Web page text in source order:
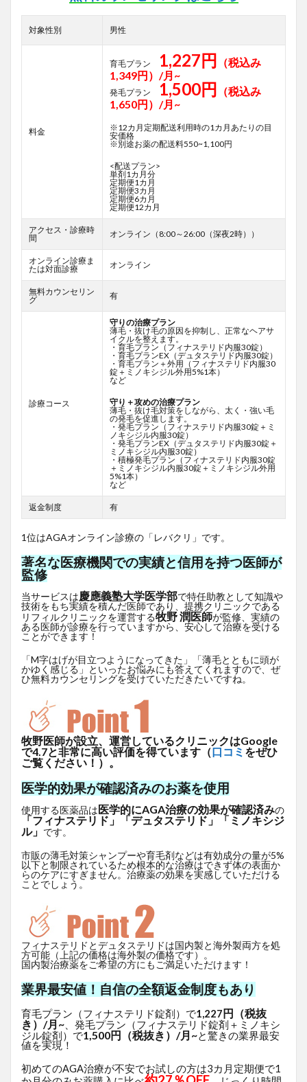
対象性別 男性
料金
育毛プラン 1,227円 （税込み
1,349円）/月~
発毛プラン 1,500円 （税込み
1,650円）/月~
※12カ月定期配送利用時の1カ月あたりの目
安価格
※別途お薬の配送料550~1,100円
<配送プラン>
単剤1カ月分
定期便1カ月
定期便3カ月
定期便6カ月
定期便12カ月
アクセス・診療時
間
オンライン（8:00～26:00（深夜2時））
オンライン診療ま
たは対面診療
オンライン
無料カウンセリン
グ
有
診療コース
守りの治療プラン
薄毛・抜け毛の原因を抑制し、正常なヘアサ
イクルを整えます。
・育毛プラン（フィナステリド内服30錠）
・育毛プランEX（デュタステリド内服30錠）
・育毛プラン＋外用（フィナステリド内服30
錠＋ミノキシジル外用5%1本）
など
守り＋攻めの治療プラン
薄毛・抜け毛対策をしながら、太く・強い毛
の発毛を促進します。
・発毛プラン（フィナステリド内服30錠＋ミ
ノキシジル内服30錠）
・発毛プランEX（デュタステリド内服30錠＋
ミノキシジル内服30錠）
・積極発毛プラン（フィナステリド内服30錠
＋ミノキシジル内服30錠＋ミノキシジル外用
5%1本）
など
返金制度 有
1位はAGAオンライン診療の「レバクリ」です。
著名な医療機関での実績と信用を持つ医師が
監修
当サービスは慶應義塾大学医学部で特任助教として知識や
技術をもち実績を積んだ医師であり、提携クリニックである
リフィルクリニックを運営する牧野 潤医師が監修、実績の
ある医師が診療を行っていますから、安心して治療を受ける
ことができます！
「M字はげが目立つようになってきた」「薄毛とともに頭が
かゆく感じる」といったお悩みにも答えてくれますので、ぜ
ひ無料カウンセリングを受けていただきたいですね。
牧野医師が設立、運営しているクリニックはGoogle
で4.7と非常に高い評価を得ています（口コミ をぜひ
ご覧ください！）。
医学的効果が確認済みのお薬を使用
使用する医薬品は医学的にAGA治療の効果が確認済みの
「フィナステリド」「デュタステリド」「ミノキシジ
ル」 です。
市販の薄毛対策シャンプーや育毛剤などは有効成分の量が5%
以下と制限されているため根本的な治療はできず体の表面か
らのケアにすぎません。治療薬の効果を実感していただける
ことでしょう。
フィナステリドとデュタステリドは国内製と海外製両方を処
方可能（上記の価格は海外製の価格です）。
国内製治療薬をご希望の方にもご満足いただけます！
業界最安値！自信の全額返金制度もあり
育毛プラン（フィナステリド錠剤）で1,227円（税抜
き）/月~ 、発毛プラン（フィナステリド錠剤＋ミノキシ
ジル錠剤）で1,500円（税抜き）/月~と驚きの業界最安
値を実現！
初めてのAGA治療が不安でお試しの方は3カ月定期便で1